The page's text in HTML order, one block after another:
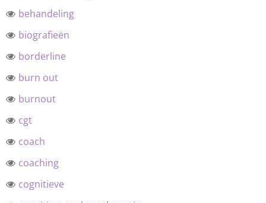
behandeling
biografieën
borderline
burn out
burnout
cgt
coach
coaching
cognitieve